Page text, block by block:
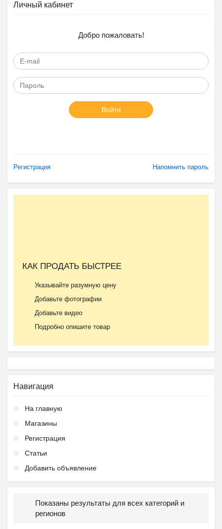
Личный кабинет
Добро пожаловать!
Войти
Регистрация Напомнить пароль
КАК ПРОДАТЬ БЫСТРЕЕ
Указывайте разумную цену
Добавьте фотографии
Добавьте видео
Подробно опишите товар
Навигация
На главную
Магазины
Регистрация
Статьи
Добавить объявление
Показаны результаты для всех категорий и
регионов